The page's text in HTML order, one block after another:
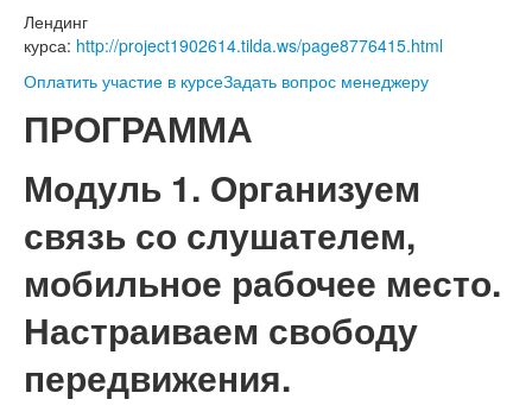
Лендинг
курса: http://project1902614.tilda.ws/page8776415.html
Оплатить участие в курсеЗадать вопрос менеджеру
ПРОГРАММА
Модуль 1. Организуем
связь со слушателем,
мобильное рабочее место.
Настраиваем свободу
передвижения.